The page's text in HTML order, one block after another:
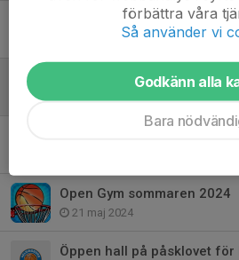
Open Gym Sommaren 2025
4 jun 2025
Påsklovsbasketträning för
Open Gym sommaren 2024
21 maj 2024
Öppen hall på påsklovet för
förbättra våra
Så använder vi
Godkänn alla
Bara